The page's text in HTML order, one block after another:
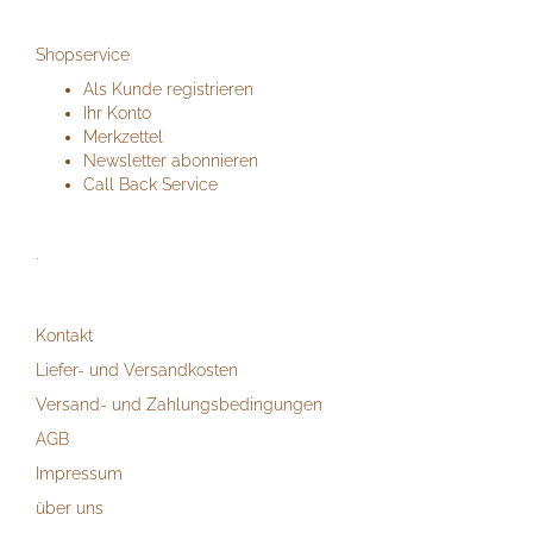
Shopservice
Als Kunde registrieren
Ihr Konto
Merkzettel
Newsletter abonnieren
Call Back Service
.
Kontakt
Liefer- und Versandkosten
Versand- und Zahlungsbedingungen
AGB
Impressum
über uns